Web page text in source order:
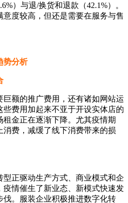
）与退/换货和退款（42.1%）。
度较高，但还是需要在服务与售
势分析
额的推广费用，还有诸如网站运
费用加起来不亚于开设实体店的
金正在逐渐下降。尤其疫情期
费，减缓了线下消费带来的损
正驱动生产方式、商业模式和企
疫情催生了新业态、新模式快速发
伐。服装企业积极推进数字化转